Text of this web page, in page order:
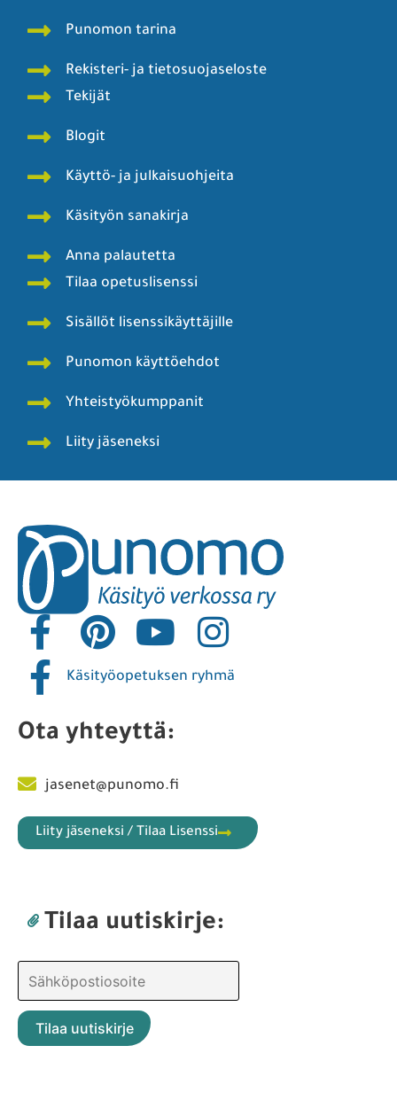
Punomon tarina
Rekisteri- ja tietosuojaseloste
Tekijät
Blogit
Käyttö- ja julkaisuohjeita
Käsityön sanakirja
Anna palautetta
Tilaa opetuslisenssi
Sisällöt lisenssikäyttäjille
Punomon käyttöehdot
Yhteistyökumppanit
Liity jäseneksi
Käsityöopetuksen ryhmä
Ota yhteyttä:
jasenet@punomo.fi
Liity jäseneksi / Tilaa Lisenssi
Tilaa uutiskirje: